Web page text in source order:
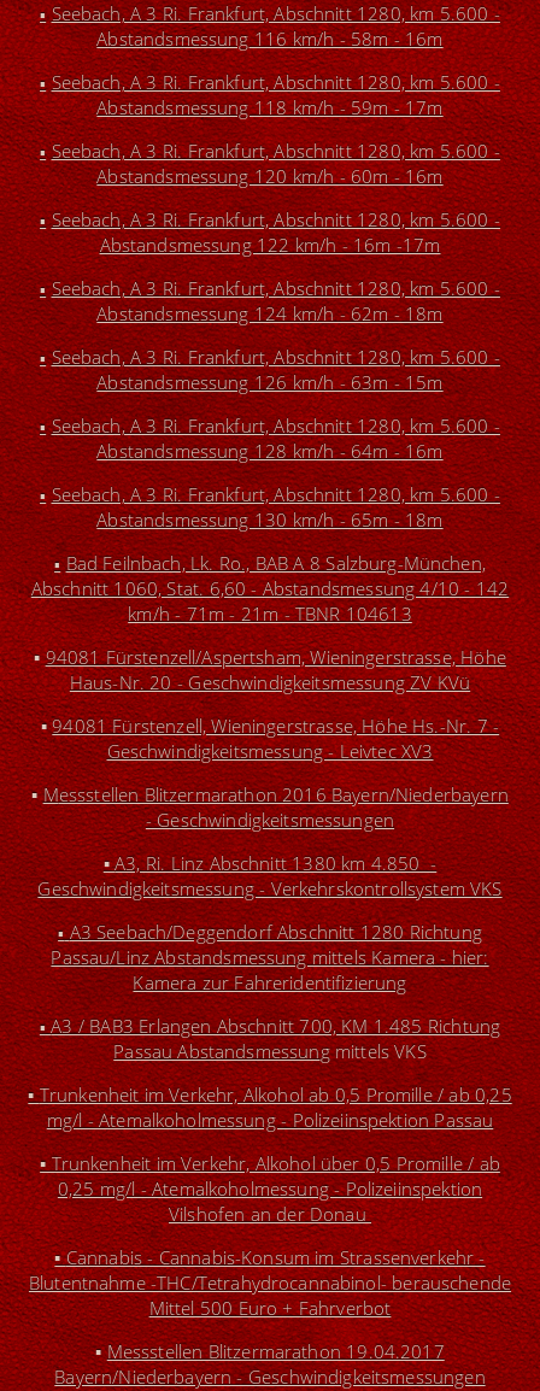
▪ Seebach, A 3 Ri. Frankfurt, Abschnitt 1280, km 5.600 -
Abstandsmessung116 km/h - 58m - 16m
▪ Seebach, A 3 Ri. Frankfurt, Abschnitt 1280, km 5.600 -
Abstandsmessung 118 km/h - 59m - 17m
▪ Seebach, A 3 Ri. Frankfurt, Abschnitt 1280, km 5.600 -
Abstandsmessung 120 km/h - 60m - 16m
▪ Seebach, A 3 Ri. Frankfurt, Abschnitt 1280, km 5.600 -
Abstandsmessung 122 km/h - 16m -17m
▪ Seebach, A 3 Ri. Frankfurt, Abschnitt 1280, km 5.600 -
Abstandsmessung 124 km/h - 62m - 18m
▪ Seebach, A 3 Ri. Frankfurt, Abschnitt 1280, km 5.600 -
Abstandsmessung 126 km/h - 63m - 15m
▪ Seebach, A 3 Ri. Frankfurt, Abschnitt 1280, km 5.600 -
Abstandsmessung 128 km/h - 64m - 16m
▪ Seebach, A 3 Ri. Frankfurt, Abschnitt 1280, km 5.600 -
Abstandsmessung 130 km/h - 65m - 18m
▪ Bad Feilnbach, Lk. Ro., BAB A 8 Salzburg-München,
Abschnitt 1060, Stat. 6,60 - Abstandsmessung 4/10 - 142
km/h - 71m - 21m - TBNR 104613
▪94081 Fürstenzell/Aspertsham, Wieningerstrasse, Höhe
Haus-Nr. 20 - Geschwindigkeitsmessung ZV KVü
▪94081 Fürstenzell, Wieningerstrasse, Höhe Hs.-Nr. 7 -
Geschwindigkeitsmessung - Leivtec XV3
▪Messstellen Blitzermarathon 2016 Bayern/Niederbayern
- Geschwindigkeitsmessungen
▪A3, Ri. Linz Abschnitt 1380 km 4.850 -
Geschwindigkeitsmessung - Verkehrskontrollsystem VKS
▪ A3 Seebach/Deggendorf Abschnitt 1280 Richtung
Passau/Linz Abstandsmessung mittels Kamera - hier:
Kamera zur Fahreridentifizierung
▪ A3 / BAB3 Erlangen Abschnitt 700, KM 1.485 Richtung
Passau Abstandsmessung mittels VKS
▪Trunkenheit im Verkehr, Alkohol ab 0,5 Promille / ab 0,25
mg/l - Atemalkoholmessung - Polizeiinspektion Passau
▪ Trunkenheit im Verkehr, Alkohol über 0,5 Promille / ab
0,25 mg/l - Atemalkoholmessung - Polizeiinspektion
Vilshofen an der Donau
▪Cannabis - Cannabis-Konsum im Strassenverkehr -
Blutentnahme -THC/Tetrahydrocannabinol-berauschende
Mittel 500 Euro + Fahrverbot
▪Messstellen Blitzermarathon 19.04.2017
Bayern/Niederbayern - Geschwindigkeitsmessungen